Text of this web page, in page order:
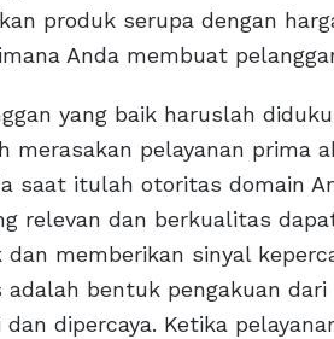
produk serupa dengan
Anda membuat
yang baik haruslah
merasakan pelayanan prima
saat itulah otoritas domain
relevan dan berkualitas
memberikan sinyal
adalah bentuk pengakuan
dipercaya. Ketika